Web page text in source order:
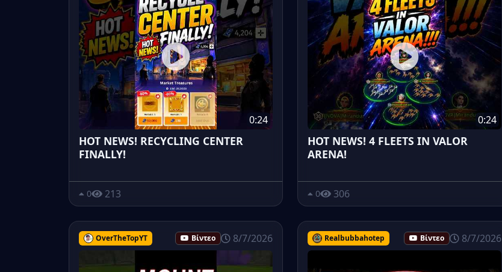
0:24
HOT NEWS! RECYCLING CENTER
FINALLY!
0 213
0:24
HOT NEWS! 4 FLEETS IN VALOR
ARENA!
0 306
OverTheTopYT Βίντεο 8/7/2026 Realbubbahotep Βίντεο 8/7/2026